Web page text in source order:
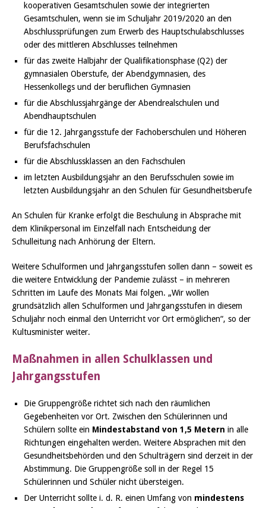
kooperativen Gesamtschulen sowie der integrierten
Gesamtschulen, wenn sie im Schuljahr 2019/2020 an den
Abschlussprüfungen zum Erwerb des Hauptschulabschlusses
oder des mittleren Abschlusses teilnehmen
für das zweite Halbjahr der Qualifikationsphase (Q2) der
gymnasialen Oberstufe, der Abendgymnasien, des
Hessenkollegs und der beruflichen Gymnasien
für die Abschlussjahrgänge der Abendrealschulen und
Abendhauptschulen
für die 12. Jahrgangsstufe der Fachoberschulen und Höheren
Berufsfachschulen
für die Abschlussklassen an den Fachschulen
im letzten Ausbildungsjahr an den Berufsschulen sowie im
letzten Ausbildungsjahr an den Schulen für Gesundheitsberufe
An Schulen für Kranke erfolgt die Beschulung in Absprache mit
dem Klinikpersonal im Einzelfall nach Entscheidung der
Schulleitung nach Anhörung der Eltern.
Weitere Schulformen und Jahrgangsstufen sollen dann – soweit es
die weitere Entwicklung der Pandemie zulässt – in mehreren
Schritten im Laufe des Monats Mai folgen. „Wir wollen
grundsätzlich allen Schulformen und Jahrgangsstufen in diesem
Schuljahr noch einmal den Unterricht vor Ort ermöglichen“, so der
Kultusminister weiter.
Maßnahmen in allen Schulklassen und
Jahrgangsstufen
Die Gruppengröße richtet sich nach den räumlichen
Gegebenheiten vor Ort. Zwischen den Schülerinnen und
Schülern sollte ein Mindestabstand von 1,5 Metern in alle
Richtungen eingehalten werden. Weitere Absprachen mit den
Gesundheitsbehörden und den Schulträgern sind derzeit in der
Abstimmung. Die Gruppengröße soll in der Regel 15
Schülerinnen und Schüler nicht übersteigen.
Der Unterricht sollte i. d. R. einen Umfang von mindestens